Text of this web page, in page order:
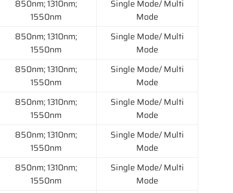
850nm; 1310nm;
1550nm
Single Mode/ Multi
Mode
850nm; 1310nm;
1550nm
Single Mode/ Multi
Mode
850nm; 1310nm;
1550nm
Single Mode/ Multi
Mode
850nm; 1310nm;
1550nm
Single Mode/ Multi
Mode
850nm; 1310nm;
1550nm
Single Mode/ Multi
Mode
850nm; 1310nm;
1550nm
Single Mode/ Multi
Mode